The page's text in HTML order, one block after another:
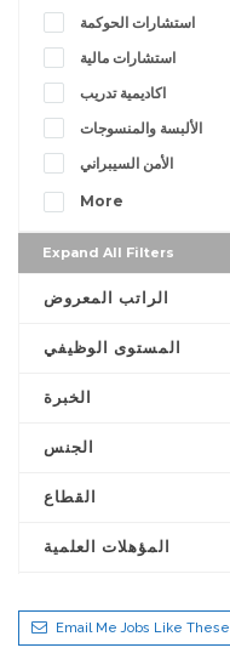
استشارات الحوكمة
استشارات مالية
اكاديمية تدريب
الألبسة والمنسوجات
الأمن السيبراني
More
Expand All Filters
الراتب المعروض
المستوى الوظيفي
الخبرة
الجنس
القطاع
المؤهلات العلمية
Email Me Jobs Like These